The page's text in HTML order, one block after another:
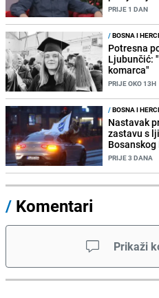
PRIJE 1 DAN
/BOSNA I
Potresna
Ljubunčić:
komarca"
PRIJE OKO 13H
/BOSNA I
Nastavak
zastavu s
Bosanskog
PRIJE 3 DANA
/ Komentari
Prikaži